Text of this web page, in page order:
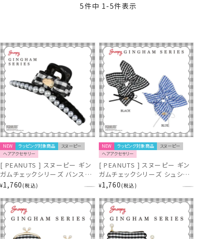
5件中 1 -5件表示
NEW ラッピング対象商品
スヌーピー
ヘアアクセサリー
[ PEANUTS ] スヌーピー ギン
ガムチェックシリーズ バンスク
リップ ＜ BLACK ＞ 粧美堂
¥1,760 税込
NEW ラッピング対象商品
スヌーピー
ヘアアクセサリー
[ PEANUTS ] スヌーピー ギン
ガムチェックシリーズ シュシュ
＜ BLACK / BLUE ＞ 粧美堂
¥1,760 税込